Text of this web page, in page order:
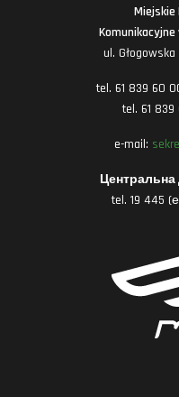
Komunikacyjne
ul.
tel. 61 839 60
tel. 61 839
e-mail:
Центральна
tel. 19 445